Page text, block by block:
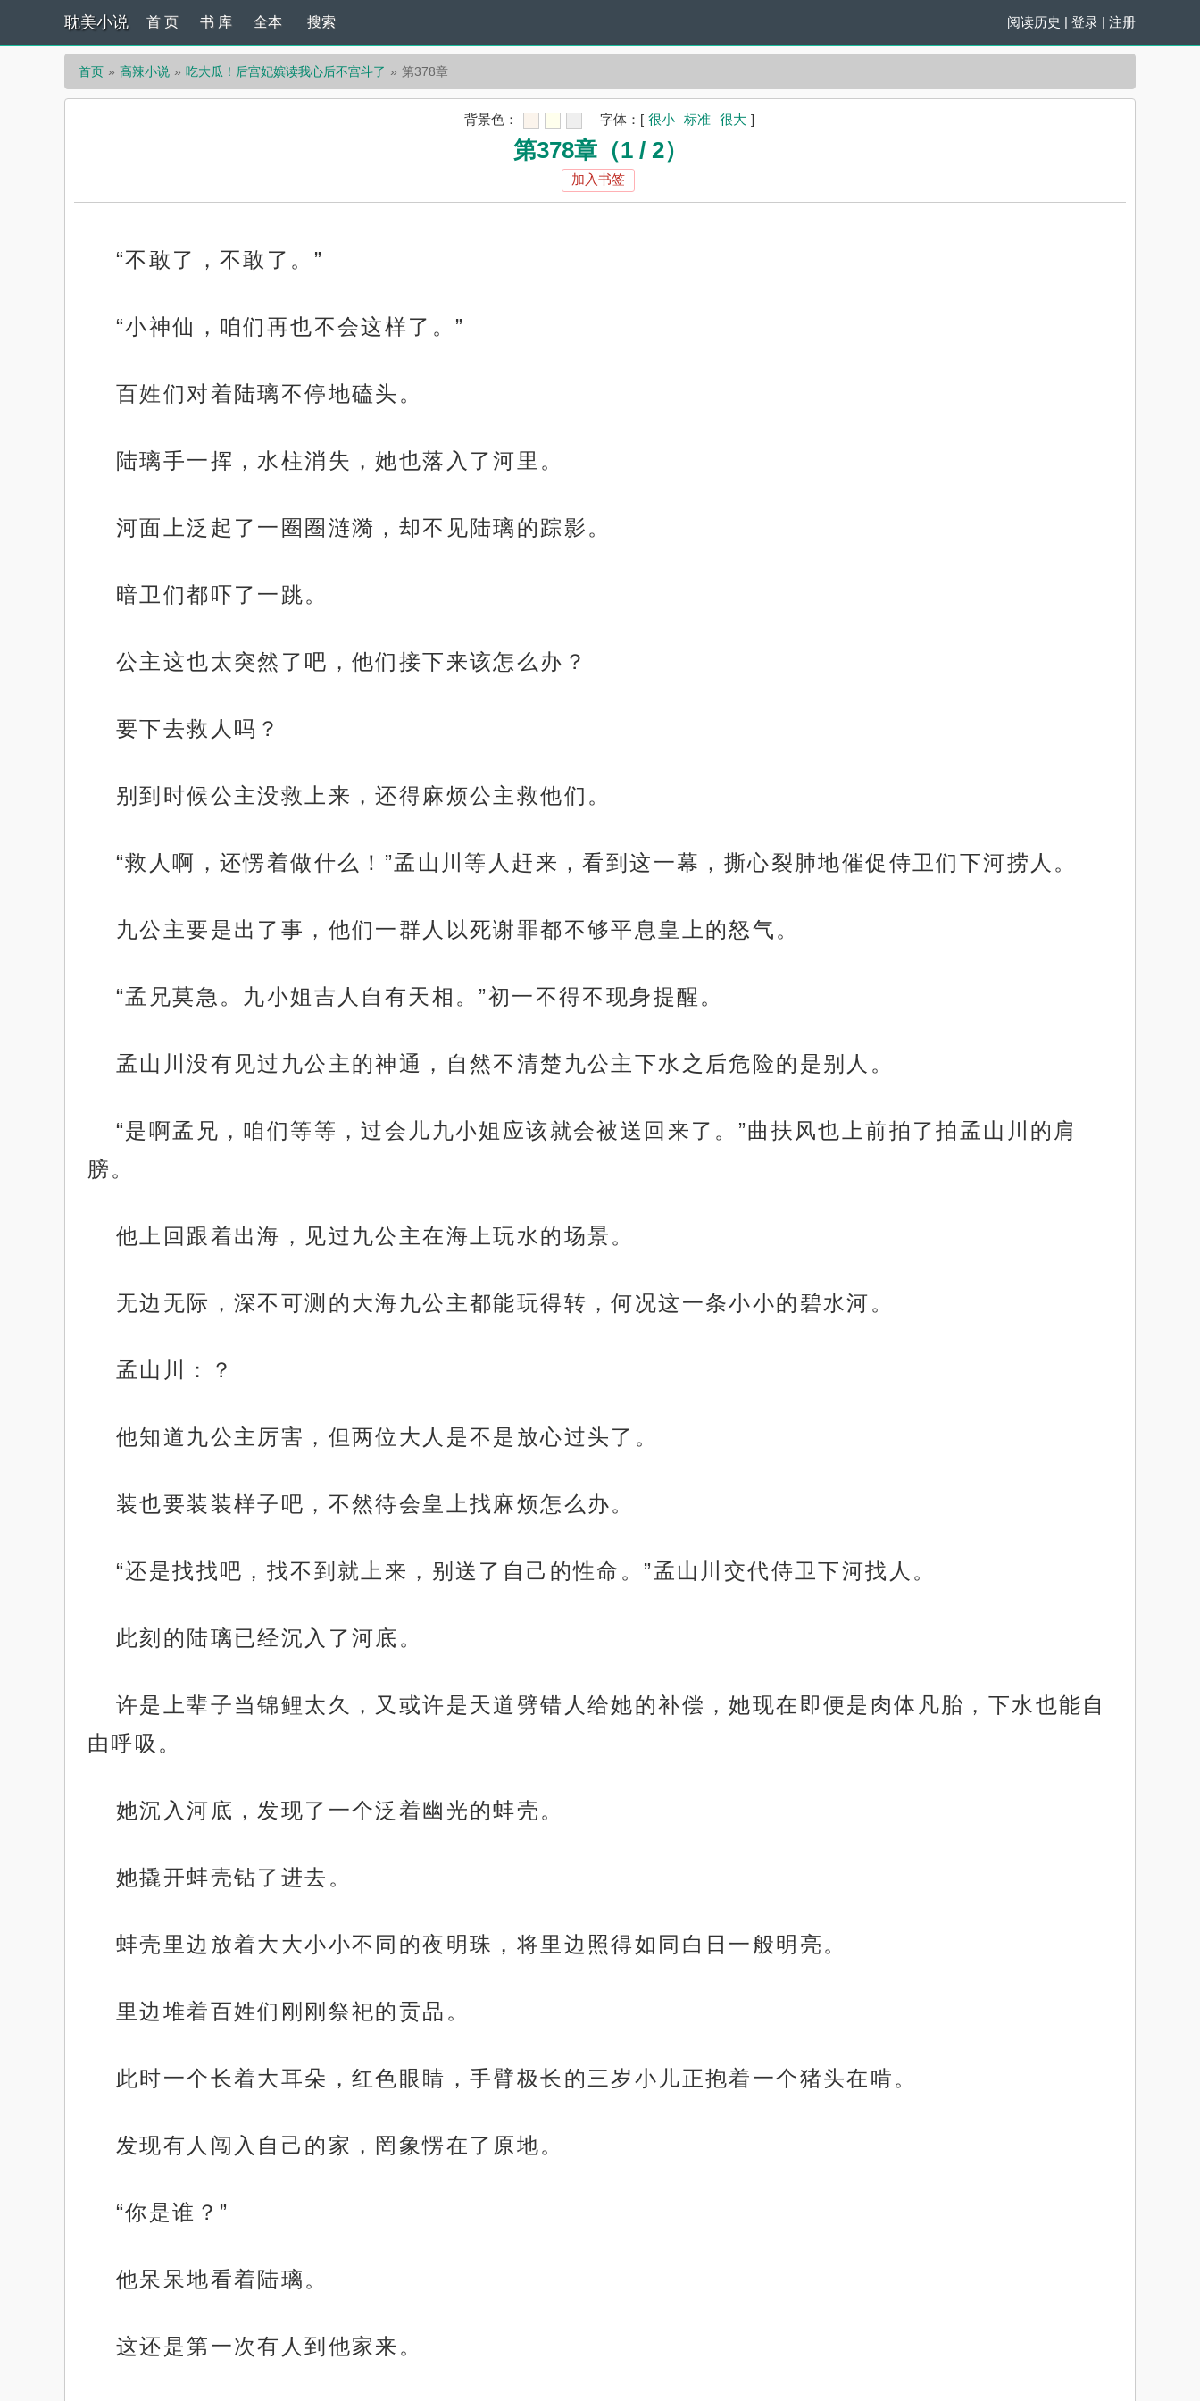
耽美小说 阅读历史 | 登录 | 注册
首 页 书 库 全本 搜索
首页 高辣小说 吃大瓜！后宫妃嫔读我心后不宫斗了 第378章
背景色： 字体： [ 很小 标准 很大 ]
第378章（1 / 2）
加入书签
“不敢了，不敢了。”
“小神仙，咱们再也不会这样了。”
百姓们对着陆璃不停地磕头。
陆璃手一挥，水柱消失，她也落入了河里。
河面上泛起了一圈圈涟漪，却不见陆璃的踪影。
暗卫们都吓了一跳。
公主这也太突然了吧，他们接下来该怎么办？
要下去救人吗？
别到时候公主没救上来，还得麻烦公主救他们。
“救人啊，还愣着做什么！”孟山川等人赶来，看到这一幕，撕心裂肺地催促侍卫们下河捞人。
九公主要是出了事，他们一群人以死谢罪都不够平息皇上的怒气。
“孟兄莫急。九小姐吉人自有天相。”初一不得不现身提醒。
孟山川没有见过九公主的神通，自然不清楚九公主下水之后危险的是别人。
“是啊孟兄，咱们等等，过会儿九小姐应该就会被送回来了。”曲扶风也上前拍了拍孟山川的肩
膀。
他上回跟着出海，见过九公主在海上玩水的场景。
无边无际，深不可测的大海九公主都能玩得转，何况这一条小小的碧水河。
孟山川：？
他知道九公主厉害，但两位大人是不是放心过头了。
装也要装装样子吧，不然待会皇上找麻烦怎么办。
“还是找找吧，找不到就上来，别送了自己的性命。”孟山川交代侍卫下河找人。
此刻的陆璃已经沉入了河底。
许是上辈子当锦鲤太久，又或许是天道劈错人给她的补偿，她现在即便是肉体凡胎，下水也能自
由呼吸。
她沉入河底，发现了一个泛着幽光的蚌壳。
她撬开蚌壳钻了进去。
蚌壳里边放着大大小小不同的夜明珠，将里边照得如同白日一般明亮。
里边堆着百姓们刚刚祭祀的贡品。
此时一个长着大耳朵，红色眼睛，手臂极长的三岁小儿正抱着一个猪头在啃。
发现有人闯入自己的家，罔象愣在了原地。
“你是谁？”
他呆呆地看着陆璃。
这还是第一次有人到他家来。